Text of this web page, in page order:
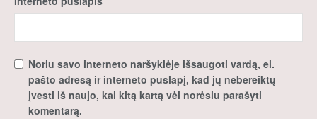
Noriu savo interneto naršyklėje išsaugoti vardą, el.
pašto adresą ir interneto puslapį, kad jų nebereiktų
įvesti iš naujo, kai kitą kartą vėl norėsiu parašyti
komentarą.